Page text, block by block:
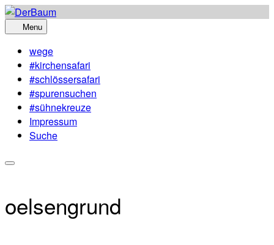
Skip
to
Menu
wege
#kirchensafari
#schlössersafari
#spurensuchen
#sühnekreuze
Impressum
Suche
oelsengrund